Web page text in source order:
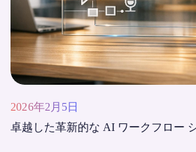
2026年2月5日
卓越した革新的な AI ワークフロー